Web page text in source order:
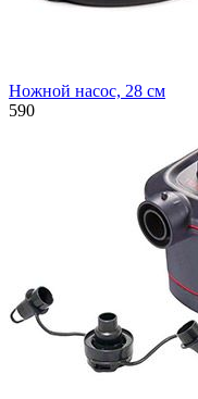
Ножной насос, 28 см
590